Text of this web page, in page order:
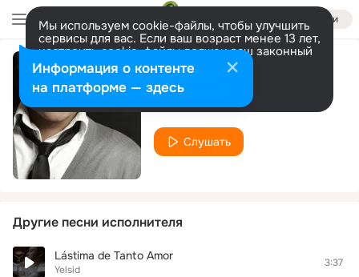
Войти
Мы используем cookie-файлы, чтобы улучшить
сервисы для вас. Если ваш возраст менее 13 лет,
настроить cookie-файлы должен ваш законный
представитель. Больше информации
Разрешить все Настроить
Al Igual Que Tú
Yelsid
Слушать
Другие песни исполнителя
Lástima de Tanto Amor
Yelsid
3:37
Информация о контенте
на платформе — здесь